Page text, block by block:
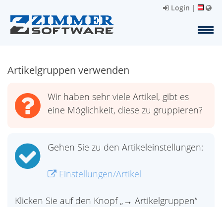
Login |
Artikelgruppen verwenden
Wir haben sehr viele Artikel, gibt es
eine Möglichkeit, diese zu gruppieren?
Gehen Sie zu den Artikeleinstellungen:
Einstellungen/Artikel
Klicken Sie auf den Knopf „→ Artikelgruppen“